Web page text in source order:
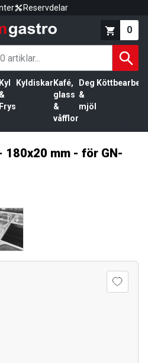
Reservdelar
0
Kyl
&
Frys
Kyldiskar Kafé,
glass
&
våfflor
Deg
&
mjöl
180x20 mm - för GN-